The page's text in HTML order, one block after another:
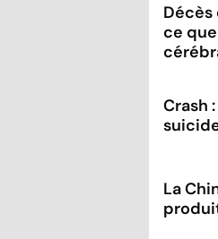
ce
Crash
La